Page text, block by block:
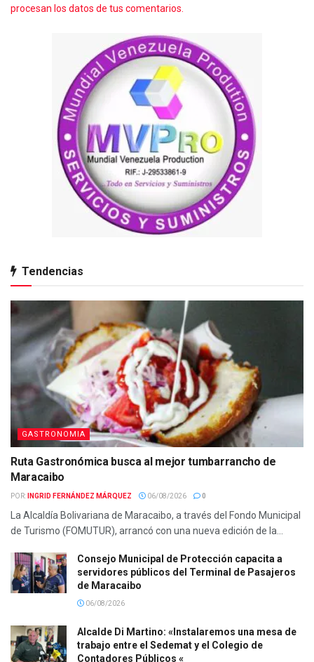
procesan los datos de tus comentarios.
Tendencias
GASTRONOMIA
Ruta Gastronómica busca al mejor tumbarrancho de
Maracaibo
POR: INGRID FERNÁNDEZ MÁRQUEZ 06/08/2026 0
La Alcaldía Bolivariana de Maracaibo, a través del Fondo Municipal
de Turismo (FOMUTUR), arrancó con una nueva edición de la...
Consejo Municipal de Protección capacita a
servidores públicos del Terminal de Pasajeros
de Maracaibo
06/08/2026
Alcalde Di Martino: «Instalaremos una mesa de
trabajo entre el Sedemat y el Colegio de
Contadores Públicos «